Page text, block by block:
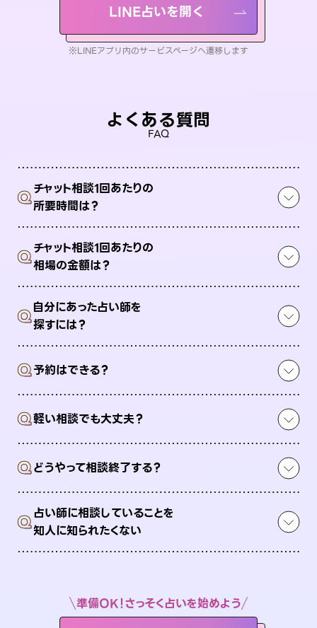
LINE占いを開く
※LINEアプリ内のサービスページへ遷移します
よくある質問
FAQ
Qチャット相談1回あたりの
所要時間は？
Qチャット相談1回あたりの
相場の金額は？
Q自分にあった占い師を
探すには？
Q予約はできる？
Q軽い相談でも大丈夫？
Qどうやって相談終了する？
Q占い師に相談していることを
知人に知られたくない
準備OK！さっそく占いを始めよう